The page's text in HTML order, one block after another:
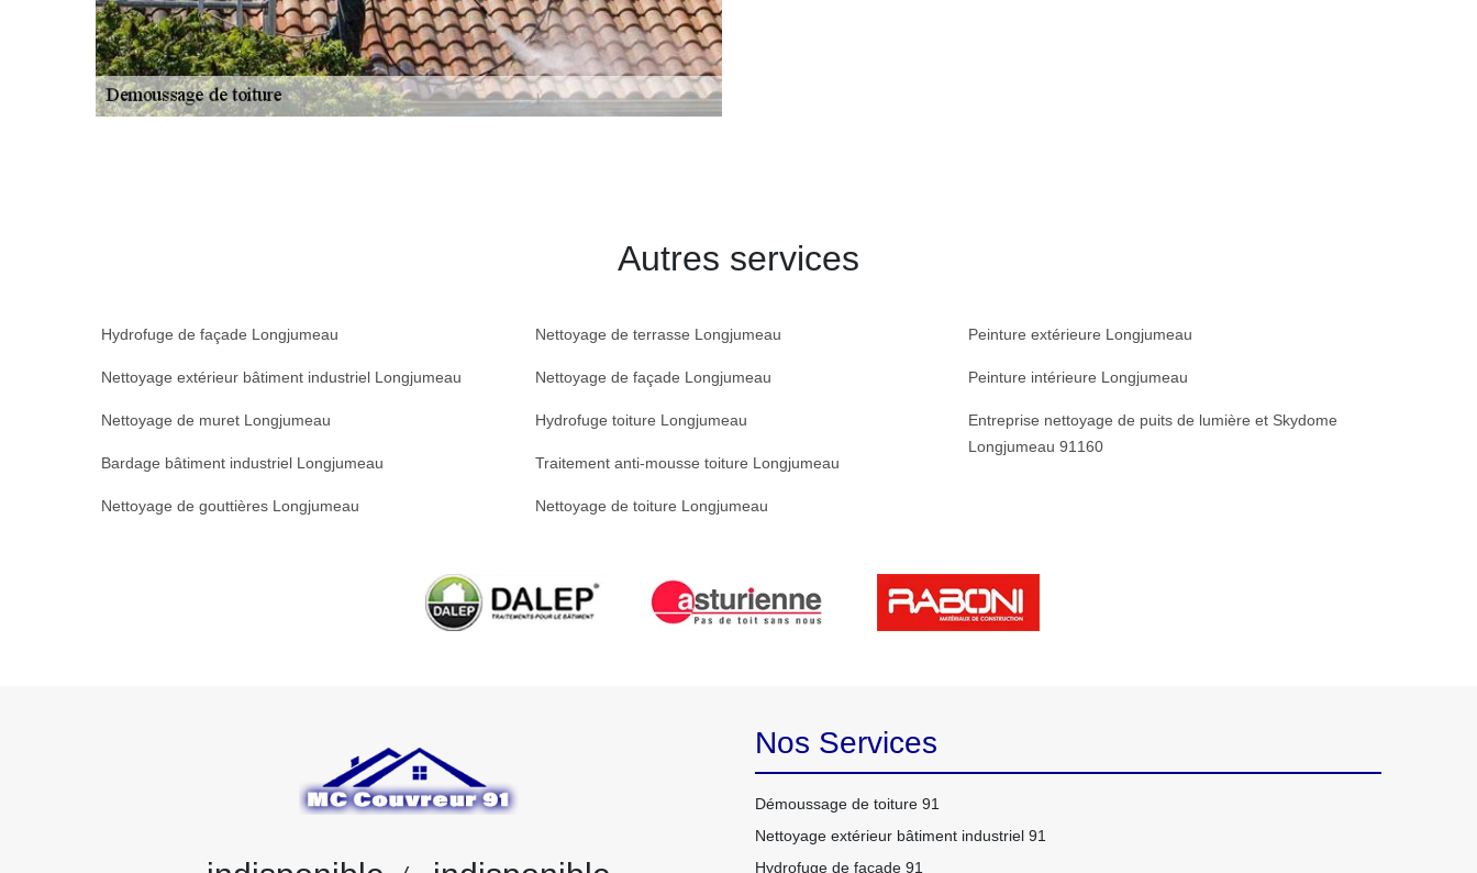
Autres services
Hydrofuge de façade Longjumeau
Nettoyage extérieur bâtiment industriel Longjumeau
Nettoyage de muret Longjumeau
Bardage bâtiment industriel Longjumeau
Nettoyage de gouttières Longjumeau
Nettoyage de terrasse Longjumeau
Nettoyage de façade Longjumeau
Hydrofuge toiture Longjumeau
Traitement anti-mousse toiture Longjumeau
Nettoyage de toiture Longjumeau
Peinture extérieure Longjumeau
Peinture intérieure Longjumeau
Entreprise nettoyage de puits de lumière et Skydome
Longjumeau 91160
Nos Services
Démoussage de toiture 91
Nettoyage extérieur bâtiment industriel 91
Hydrofuge de façade 91